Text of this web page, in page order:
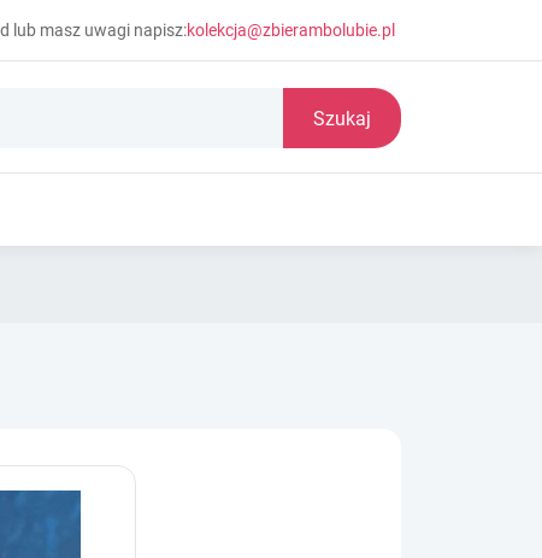
lub masz uwagi napisz:kolekcja@zbierambolubie.pl
Szukaj